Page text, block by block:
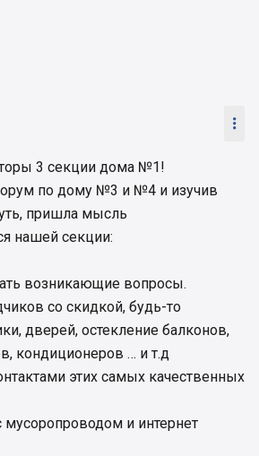

3 секции дома №1!
по дому №3 и №4 и изучив
пришла мысль
нашей секции:
возникающие вопросы.
со скидкой, будь-то
дверей, остекление балконов,
кондиционеров … и т.д
этих самых качественных
и интернет